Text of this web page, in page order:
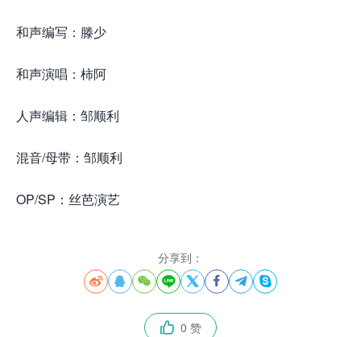
和声编写：滕少
和声演唱：柿阿
人声编辑：邹顺利
混音/母带：邹顺利
OP/SP：丝芭演艺
分享到：
       
 0 赞